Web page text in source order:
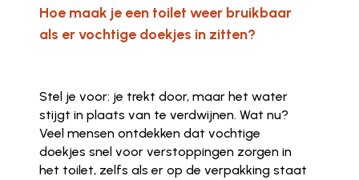
Hoe maak je een toilet weer bruikbaar
als er vochtige doekjes in zitten?
Stel je voor: je trekt door, maar het water
stijgt in plaats van te verdwijnen. Wat nu?
Veel mensen ontdekken dat vochtige
doekjes snel voor verstoppingen zorgen in
het toilet, zelfs als er op de verpakking staat